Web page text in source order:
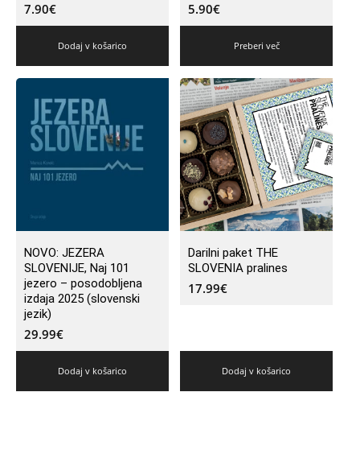
7.90€
Dodaj v košarico
5.90€
Preberi več
NOVO: JEZERA
SLOVENIJE, Naj 101
jezero – posodobljena
izdaja 2025 (slovenski
jezik)
29.99€
Dodaj v košarico
Darilni paket THE
SLOVENIA pralines
17.99€
Dodaj v košarico